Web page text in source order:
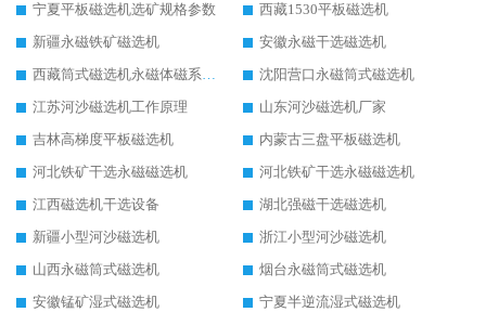
宁夏平板磁选机选矿规格参数
西藏1530平板磁选机
新疆永磁铁矿磁选机
安徽永磁干选磁选机
西藏筒式磁选机永磁体磁系设计
沈阳营口永磁筒式磁选机
江苏河沙磁选机工作原理
山东河沙磁选机厂家
吉林高梯度平板磁选机
内蒙古三盘平板磁选机
河北铁矿干选永磁磁选机
河北铁矿干选永磁磁选机
江西磁选机干选设备
湖北强磁干选磁选机
新疆小型河沙磁选机
浙江小型河沙磁选机
山西永磁筒式磁选机
烟台永磁筒式磁选机
安徽锰矿湿式磁选机
宁夏半逆流湿式磁选机